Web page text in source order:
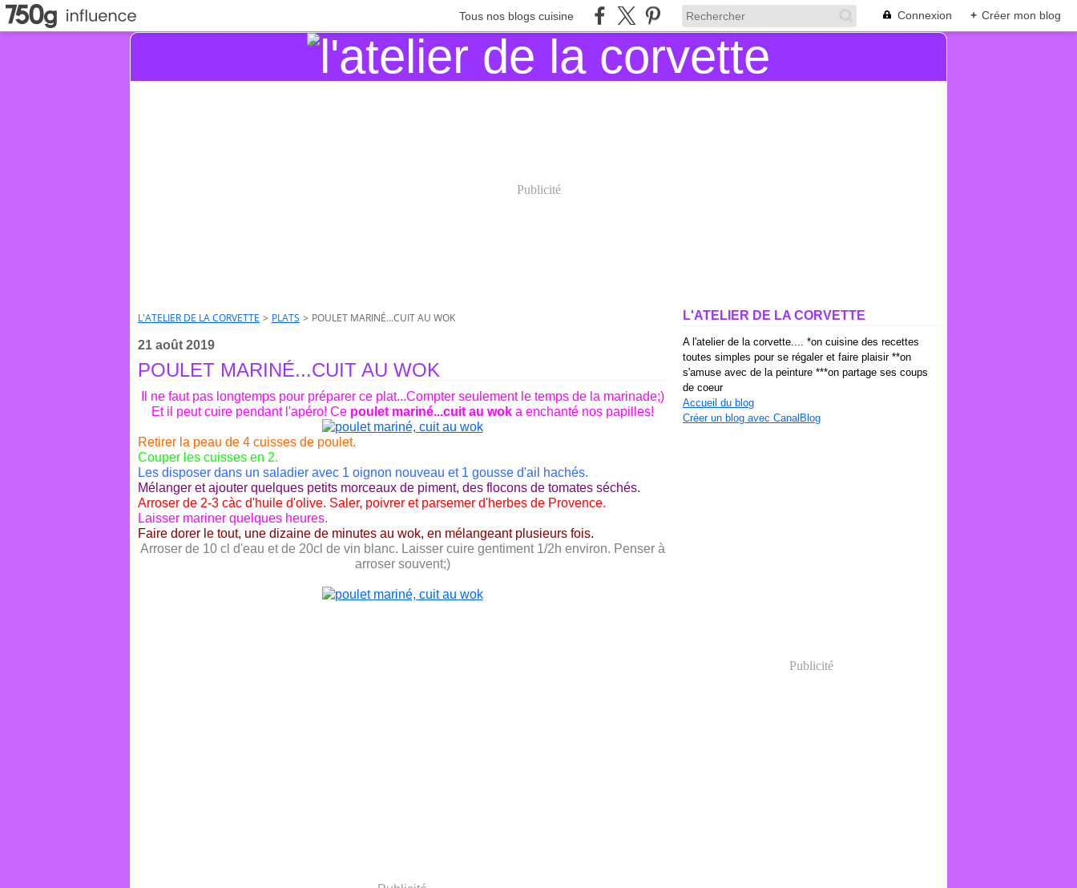
Tous nos blogs cuisine Connexion + Créer mon blog
Publicité
L'ATELIER DE LA CORVETTE > PLATS > POULET MARINÉ...CUIT AU WOK
21 août 2019
POULET MARINÉ...CUIT AU WOK
Il ne faut pas longtemps pour préparer ce plat...Compter seulement le temps de la marinade;)
Et il peut cuire pendant l'apéro! Ce poulet mariné...cuit au woka enchanté nos papilles!
Retirer la peau de 4 cuisses de poulet.
Couper les cuisses en 2.
Les disposer dans un saladier avec 1 oignon nouveau et 1 gousse d'ail hachés.
Mélanger et ajouter quelques petits morceaux de piment, des flocons de tomates séchés.
Arroser de 2-3 càc d'huile d'olive. Saler, poivrer et parsemer d'herbes de Provence.
Laisser mariner quelques heures.
Faire dorer le tout, une dizaine de minutes au wok, en mélangeant plusieurs fois.
Arroser de 10 cl d'eau et de 20cl de vin blanc. Laisser cuire gentiment 1/2h environ. Penser à
arroser souvent;)
L'ATELIER DE LA CORVETTE
A l'atelier de la corvette.... *on cuisine des recettes
toutes simples pour se régaler et faire plaisir **on
s'amuse avec de la peinture ***on partage ses coups
de coeur
Accueil du blog
Créer un blog avec CanalBlog
Publicité